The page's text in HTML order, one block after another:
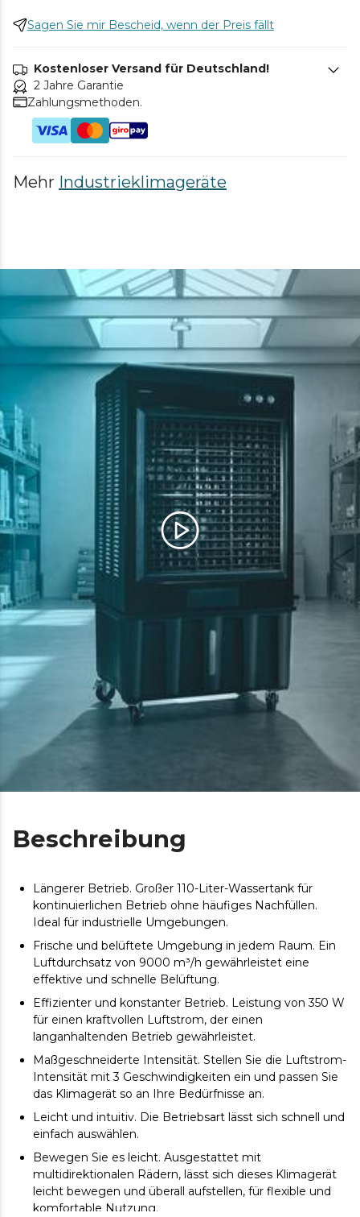
Sagen Sie mir Bescheid, wenn der Preis fällt
Kostenloser Versand für Deutschland!
2 Jahre Garantie
Zahlungsmethoden.
Mehr Industrieklimageräte
Beschreibung
Längerer Betrieb. Großer 110-Liter-Wassertank für
kontinuierlichen Betrieb ohne häufiges Nachfüllen.
Ideal für industrielle Umgebungen.
Frische und belüftete Umgebung in jedem Raum. Ein
Luftdurchsatz von 9000 m³/h gewährleistet eine
effektive und schnelle Belüftung.
Effizienter und konstanter Betrieb. Leistung von 350 W
für einen kraftvollen Luftstrom, der einen
langanhaltenden Betrieb gewährleistet.
Maßgeschneiderte Intensität. Stellen Sie die Luftstrom-
Intensität mit 3 Geschwindigkeiten ein und passen Sie
das Klimagerät so an Ihre Bedürfnisse an.
Leicht und intuitiv. Die Betriebsart lässt sich schnell und
einfach auswählen.
Bewegen Sie es leicht. Ausgestattet mit
multidirektionalen Rädern, lässt sich dieses Klimagerät
leicht bewegen und überall aufstellen, für flexible und
komfortable Nutzung.